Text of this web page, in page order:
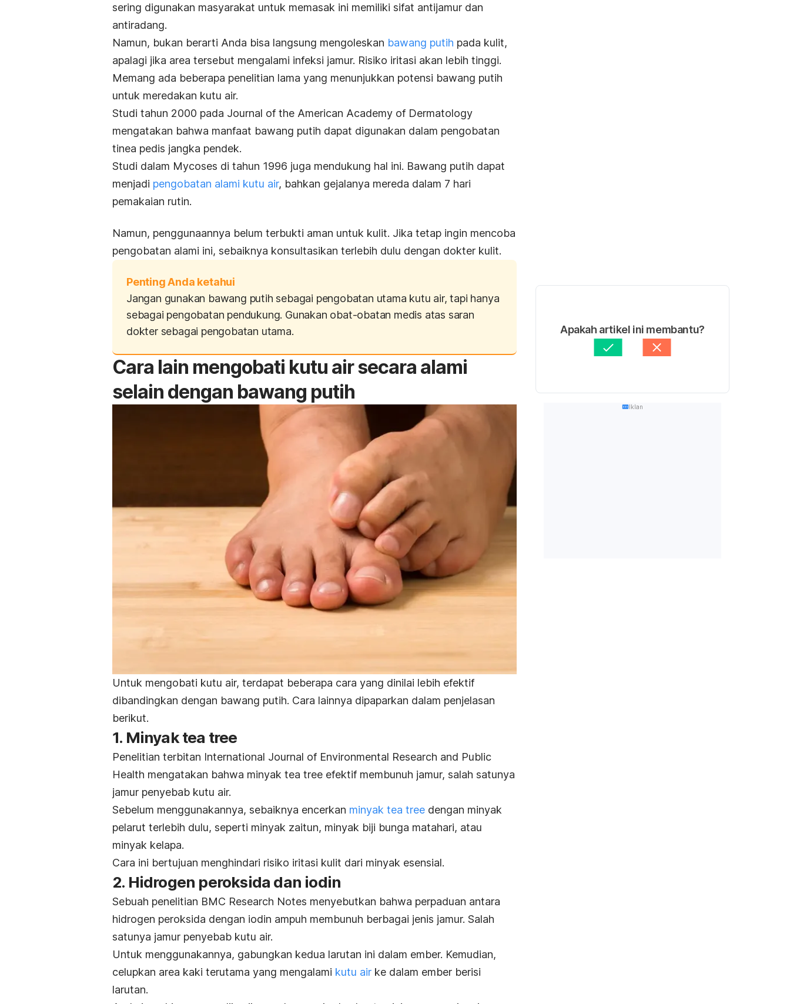
sering digunakan masyarakat untuk memasak ini memiliki sifat antijamur dan
antiradang.
Namun, bukan berarti Anda bisa langsung mengoleskan bawang putih pada kulit,
apalagi jika area tersebut mengalami infeksi jamur. Risiko iritasi akan lebih tinggi.
Memang ada beberapa penelitian lama yang menunjukkan potensi bawang putih
untuk meredakan kutu air.
Studi tahun 2000 pada Journal of the American Academy of Dermatology
mengatakan bahwa manfaat bawang putih dapat digunakan dalam pengobatan
tinea pedis jangka pendek.
Studi dalam Mycoses di tahun 1996 juga mendukung hal ini. Bawang putih dapat
menjadi pengobatan alami kutu air, bahkan gejalanya mereda dalam 7 hari
pemakaian rutin.
Namun, penggunaannya belum terbukti aman untuk kulit. Jika tetap ingin mencoba
pengobatan alami ini, sebaiknya konsultasikan terlebih dulu dengan dokter kulit.
Penting Anda ketahui
Jangan gunakan bawang putih sebagai pengobatan utama kutu air, tapi hanya
sebagai pengobatan pendukung. Gunakan obat-obatan medis atas saran
dokter sebagai pengobatan utama.
Cara lain mengobati kutu air secara alami
selain dengan bawang putih
Untuk mengobati kutu air, terdapat beberapa cara yang dinilai lebih efektif
dibandingkan dengan bawang putih. Cara lainnya dipaparkan dalam penjelasan
berikut.
1. Minyaktea tree
Penelitian terbitan International Journal of Environmental Research and Public
Health mengatakan bahwa minyak tea tree efektif membunuh jamur, salah satunya
jamur penyebab kutu air.
Sebelum menggunakannya, sebaiknya encerkan minyak tea tree dengan minyak
pelarut terlebih dulu, seperti minyak zaitun, minyak biji bunga matahari, atau
minyak kelapa.
Cara ini bertujuan menghindari risiko iritasi kulit dari minyak esensial.
2. Hidrogen peroksida dan iodin
Sebuah penelitian BMC Research Notes menyebutkan bahwa perpaduan antara
hidrogen peroksida dengan iodin ampuh membunuh berbagai jenis jamur. Salah
satunya jamur penyebab kutu air.
Untuk menggunakannya, gabungkan kedua larutan ini dalam ember. Kemudian,
celupkan area kaki terutama yang mengalami kutu air ke dalam ember berisi
larutan.
Apakah artikel ini membantu?
Iklan